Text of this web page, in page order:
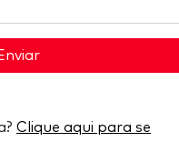
Clique aqui para se